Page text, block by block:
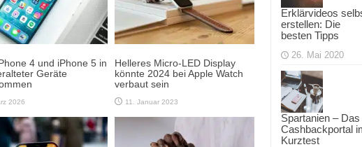
4 und iPhone 5 in
Geräte
2026
Helleres Micro-LED Display
könnte 2024 bei Apple Watch
verbaut sein
11. Januar 2023
Erklärvideos
erstellen: Die
besten Tipps
26. Mai 2020
Spartanien – Das
Cashbackportal
Kurztest